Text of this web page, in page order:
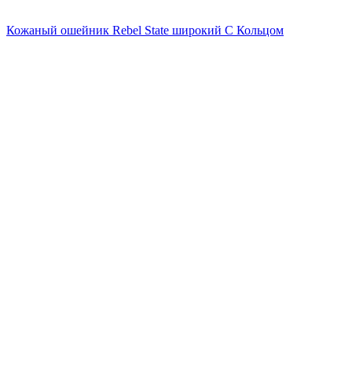
Кожаный ошейник Rebel State широкий С Кольцом